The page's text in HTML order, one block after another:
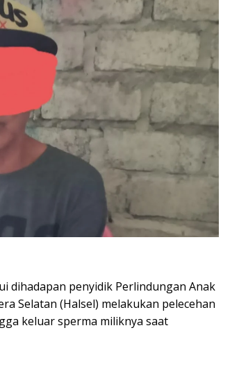
dihadapan penyidik Perlindungan Anak
Selatan (Halsel) melakukan pelecehan
keluar sperma miliknya saat